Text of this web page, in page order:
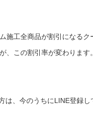
施工全商品が割引になるク
、この割引率が変わります。
は、今のうちにLINE登録し